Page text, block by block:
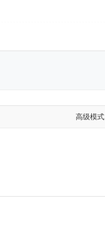
高级模式